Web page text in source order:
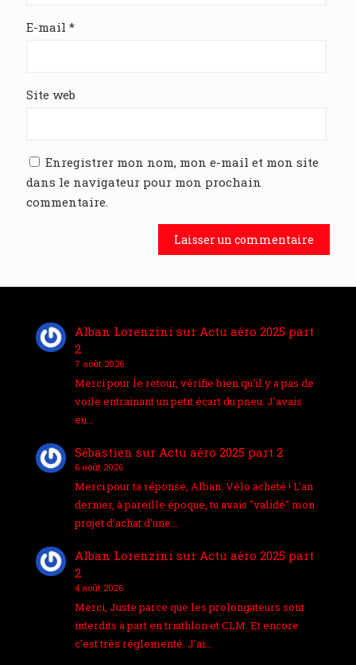
E-mail *
Site web
Enregistrer mon nom, mon e-mail et mon site
dans le navigateur pour mon prochain
commentaire.
Alban Lorenzini sur Actu aéro 2025 part
2
7 août 2026
Merci pour le retour, vérifie bien qu'il y a pas de
voile entrainant un petit écart du pneu. J'avais
eu…
Sébastien sur Actu aéro 2025 part 2
6 août 2026
Merci pour ta réponse, Alban. Vélo acheté ! L'an
dernier, à pareille époque, tu avais "validé" mon
projet d'achat d'une…
Alban Lorenzini sur Actu aéro 2025 part
2
4 août 2026
Merci, Juste parce que les prolongateurs sont
interdits à part en triathlon et CLM. Et encore
c'est très réglementé. J'ai…